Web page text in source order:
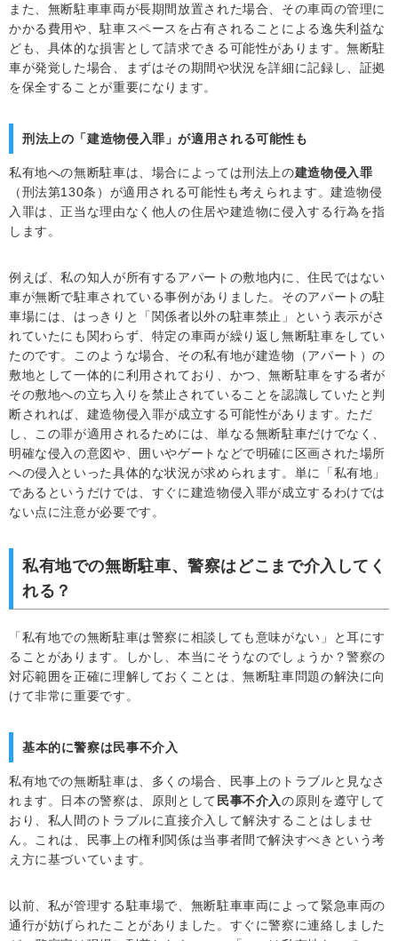
また、無断駐車車両が長期間放置された場合、その車両の管理に
かかる費用や、駐車スペースを占有されることによる逸失利益な
ども、具体的な損害として請求できる可能性があります。無断駐
車が発覚した場合、まずはその期間や状況を詳細に記録し、証拠
を保全することが重要になります。
刑法上の「建造物侵入罪」が適用される可能性も
私有地への無断駐車は、場合によっては刑法上の建造物侵入罪
（刑法第130条）が適用される可能性も考えられます。建造物侵
入罪は、正当な理由なく他人の住居や建造物に侵入する行為を指
します。
例えば、私の知人が所有するアパートの敷地内に、住民ではない
車が無断で駐車されている事例がありました。そのアパートの駐
車場には、はっきりと「関係者以外の駐車禁止」という表示がさ
れていたにも関わらず、特定の車両が繰り返し無断駐車をしてい
たのです。このような場合、その私有地が建造物（アパート）の
敷地として一体的に利用されており、かつ、無断駐車をする者が
その敷地への立ち入りを禁止されていることを認識していたと判
断されれば、建造物侵入罪が成立する可能性があります。ただ
し、この罪が適用されるためには、単なる無断駐車だけでなく、
明確な侵入の意図や、囲いやゲートなどで明確に区画された場所
への侵入といった具体的な状況が求められます。単に「私有地」
であるというだけでは、すぐに建造物侵入罪が成立するわけでは
ない点に注意が必要です。
私有地での無断駐車、警察はどこまで介入してく
れる？
「私有地での無断駐車は警察に相談しても意味がない」と耳にす
ることがあります。しかし、本当にそうなのでしょうか？警察の
対応範囲を正確に理解しておくことは、無断駐車問題の解決に向
けて非常に重要です。
基本的に警察は民事不介入
私有地での無断駐車は、多くの場合、民事上のトラブルと見なさ
れます。日本の警察は、原則として 民事不介入の原則を遵守して
おり、私人間のトラブルに直接介入して解決することはしませ
ん。これは、民事上の権利関係は当事者間で解決すべきという考
え方に基づいています。
以前、私が管理する駐車場で、無断駐車車両によって緊急車両の
通行が妨げられたことがありました。すぐに警察に連絡しました